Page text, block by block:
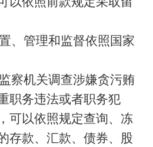
、管理和监督依照国家
察机关调查涉嫌贪污贿
职务违法或者职务犯
可以依照规定查询、冻
存款、汇款、债券、股